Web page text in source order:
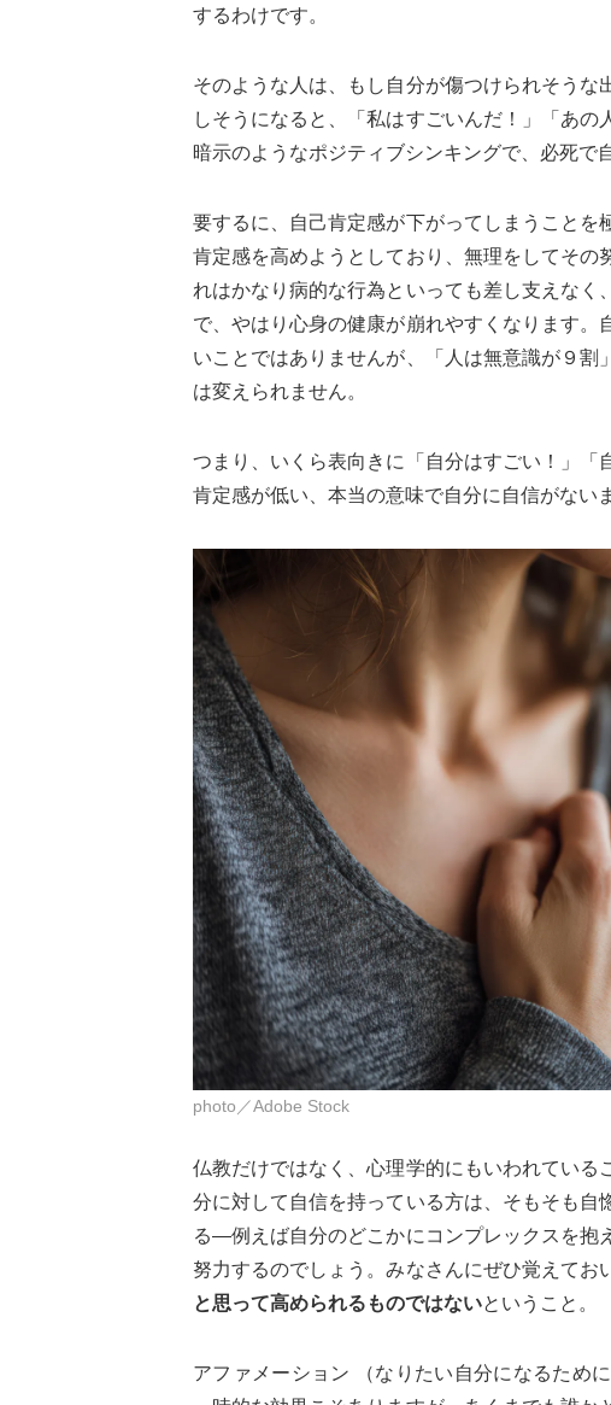
するわけです。
そのような人は、もし自分が傷つけられそうな
しそうになると、「私はすごいんだ！」「あ
暗示のようなポジティブシンキングで、必死で
要するに、自己肯定感が下がってしまうことを
肯定感を高めようとしており、無理をしてその
れはかなり病的な行為といっても差し支えな
で、やはり心身の健康が崩れやすくなります
いことではありませんが、「人は無意識が９
は変えられません。
つまり、いくら表向きに「自分はすごい！」「
肯定感が低い、本当の意味で自分に自信がない
photo／Adobe Stock
仏教だけではなく、心理学的にもいわれている
分に対して自信を持っている方は、そもそも
る―例えば自分のどこかにコンプレックスを抱
努力するのでしょう。みなさんにぜひ覚えてお
と思って高められるものではないということ。
アファメーション （なりたい自分になるため